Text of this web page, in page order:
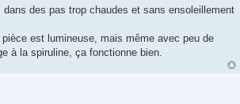
des pas trop chaudes et sans ensoleillement
est lumineuse, mais même avec peu de
à la spiruline, ça fonctionne bien.